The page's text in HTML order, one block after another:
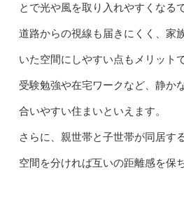
とで光や風を取り入れやすくなる
道路からの視線も届きにくく、家
いた空間にしやすい点もメリットで
受験勉強や在宅ワークなど、静か
合いやすい住まいといえます。
さらに、親世帯と子世帯が同居す
空間を分ければ互いの距離感を保